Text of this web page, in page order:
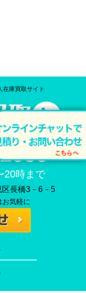
庫買取サイト
20時まで
長橋3－6－5
気軽に